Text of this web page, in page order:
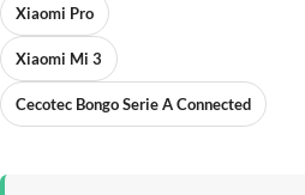
Xiaomi Pro
Xiaomi Mi 3
Cecotec Bongo Serie A Connected